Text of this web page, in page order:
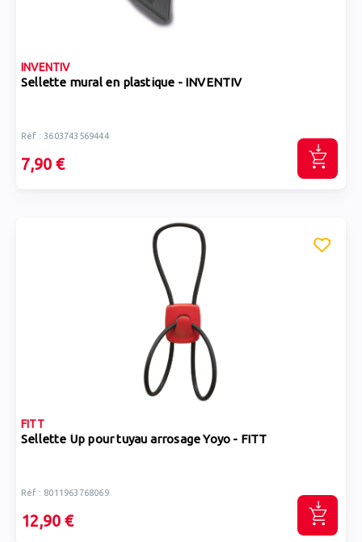
INVENTIV
Sellette mural en plastique - INVENTIV
Réf : 3603743569444
7,90 €
FITT
Sellette Up pour tuyau arrosage Yoyo - FITT
Réf : 8011963768069
12,90 €